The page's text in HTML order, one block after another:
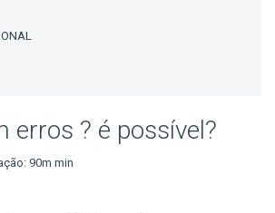
erros ? é possível?
90m min